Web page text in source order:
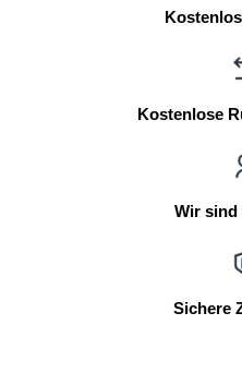
Kostenlose
Wir sind
Sichere